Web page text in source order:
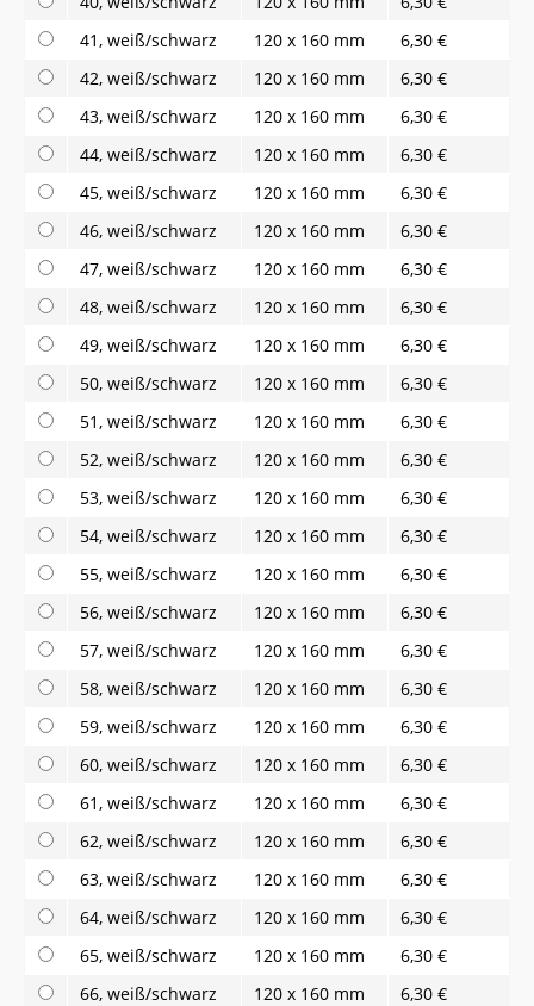
41, weiß/schwarz
120 x 160 mm
6,30 €
42, weiß/schwarz
120 x 160 mm
6,30 €
43, weiß/schwarz
120 x 160 mm
6,30 €
44, weiß/schwarz
120 x 160 mm
6,30 €
45, weiß/schwarz
120 x 160 mm
6,30 €
46, weiß/schwarz
120 x 160 mm
6,30 €
47, weiß/schwarz
120 x 160 mm
6,30 €
48, weiß/schwarz
120 x 160 mm
6,30 €
49, weiß/schwarz
120 x 160 mm
6,30 €
50, weiß/schwarz
120 x 160 mm
6,30 €
51, weiß/schwarz
120 x 160 mm
6,30 €
52, weiß/schwarz
120 x 160 mm
6,30 €
53, weiß/schwarz
120 x 160 mm
6,30 €
54, weiß/schwarz
120 x 160 mm
6,30 €
55, weiß/schwarz
120 x 160 mm
6,30 €
56, weiß/schwarz
120 x 160 mm
6,30 €
57, weiß/schwarz
120 x 160 mm
6,30 €
58, weiß/schwarz
120 x 160 mm
6,30 €
59, weiß/schwarz
120 x 160 mm
6,30 €
60, weiß/schwarz
120 x 160 mm
6,30 €
61, weiß/schwarz
120 x 160 mm
6,30 €
62, weiß/schwarz
120 x 160 mm
6,30 €
63, weiß/schwarz
120 x 160 mm
6,30 €
64, weiß/schwarz
120 x 160 mm
6,30 €
65, weiß/schwarz
120 x 160 mm
6,30 €
66, weiß/schwarz
120 x 160 mm
6,30 €